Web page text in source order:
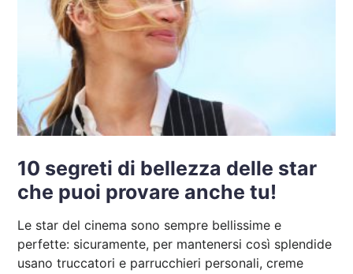
10 segreti di bellezza delle star
che puoi provare anche tu!
Le star del cinema sono sempre bellissime e
perfette: sicuramente, per mantenersi così splendide
usano truccatori e parrucchieri personali, creme